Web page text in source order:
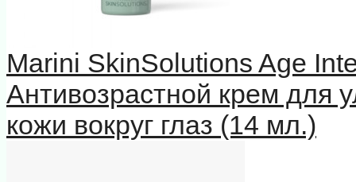
Marini SkinSolutions Age
Антивозрастной крем для
кожи вокруг глаз (14 мл.)